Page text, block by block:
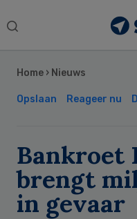
Search
Home › Nieuws
Opslaan Reageer nu
Bankroet
brengt
in gevaar
Sidebar